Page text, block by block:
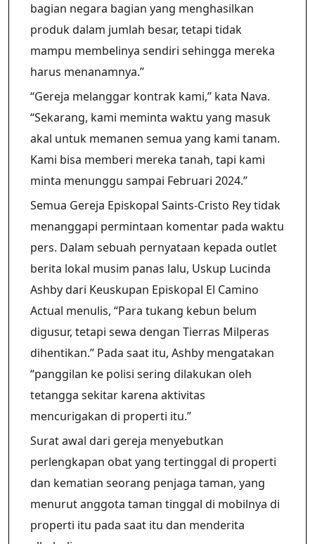
bagian negara bagian yang menghasilkan
produk dalam jumlah besar, tetapi tidak
mampu membelinya sendiri sehingga mereka
harus menanamnya.”
“Gereja melanggar kontrak kami,” kata Nava.
“Sekarang, kami meminta waktu yang masuk
akal untuk memanen semua yang kami tanam.
Kami bisa memberi mereka tanah, tapi kami
minta menunggu sampai Februari 2024.”
Semua Gereja Episkopal Saints-Cristo Rey tidak
menanggapi permintaan komentar pada waktu
pers. Dalam sebuah pernyataan kepada outlet
berita lokal musim panas lalu, Uskup Lucinda
Ashby dari Keuskupan Episkopal El Camino
Actual menulis, “Para tukang kebun belum
digusur, tetapi sewa dengan Tierras Milperas
dihentikan.” Pada saat itu, Ashby mengatakan
“panggilan ke polisi sering dilakukan oleh
tetangga sekitar karena aktivitas
mencurigakan di properti itu.”
Surat awal dari gereja menyebutkan
perlengkapan obat yang tertinggal di properti
dan kematian seorang penjaga taman, yang
menurut anggota taman tinggal di mobilnya di
properti itu pada saat itu dan menderita